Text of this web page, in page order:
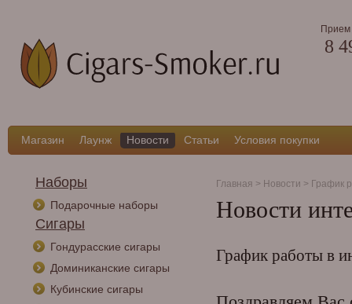
Прием
8
Магазин Лаунж Новости Статьи Условия покупки
Наборы
Подарочные наборы
Сигары
Гондурасские сигары
Доминиканские сигары
Кубинские сигары
Главная > Новости > График
Новости
График работы в